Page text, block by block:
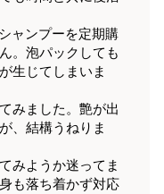
ャンプーを定期購
。泡パックしても
生じてしまいま
みました。艶が出
、結構うねりま
みようか迷ってま
も落ち着かず対応